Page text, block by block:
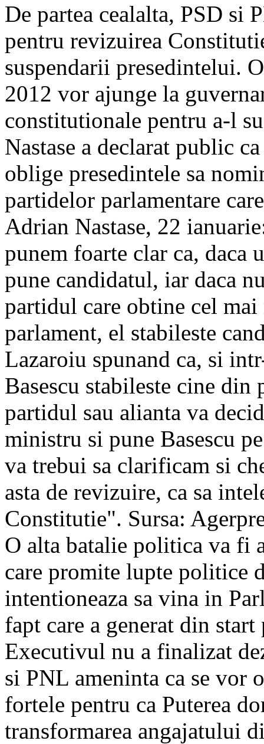
De partea cealalta, PSD si
pentru revizuirea
suspendarii presedintelui.
2012 vor ajunge la
constitutionale pentru a-l
Nastase a declarat public
oblige presedintele sa
partidelor parlamentare
Adrian Nastase, 22
punem foarte clar ca, daca
pune candidatul, iar daca
partidul care obtine cel
parlament, el stabileste
Lazaroiu spunand ca, si
Basescu stabileste cine
partidul sau alianta va
ministru si pune Basescu
va trebui sa clarificam si
asta de revizuire, ca sa
Constitutie". Sursa:
O alta batalie politica va fi
care promite lupte politice
intentioneaza sa vina in
fapt care a generat din
Executivul nu a finalizat
si PNL ameninta ca se vor
fortele pentru ca Puterea
transformarea angajatului